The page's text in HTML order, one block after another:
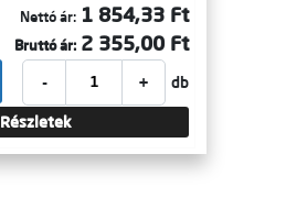
Nettó ár: 1 854,33 Ft
Bruttó ár: 2 355,00 Ft
- + db
Részletek